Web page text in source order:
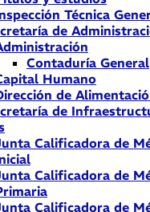
Técnica
de
Contaduría General
Humano
de
de
Calificadora de
Calificadora de
Calificadora de